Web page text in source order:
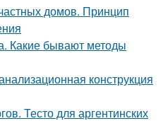
домов. Принцип
Какие бывают методы
конструкция
Тесто для аргентинских